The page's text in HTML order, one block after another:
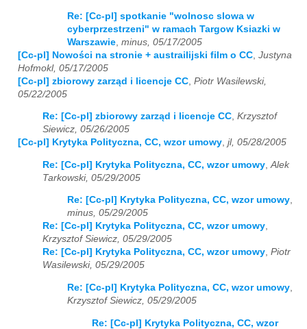
Re: [Cc-pl] spotkanie "wolnosc slowa w
cyberprzestrzeni" w ramach Targow Ksiazki w
Warszawie minus, 05/17/2005
[Cc-pl] Nowości na stronie + austrailijski film o CC Justyna
Hofmokl, 05/17/2005
[Cc-pl] zbiorowy zarząd i licencje CC Piotr Wasilewski,
05/22/2005
Re: [Cc-pl] zbiorowy zarząd i licencje CC, Krzysztof
Siewicz, 05/26/2005
[Cc-pl] Krytyka Polityczna, CC, wzor umowy, jl, 05/28/2005
Re: [Cc-pl] Krytyka Polityczna, CC, wzor umowy Alek
Tarkowski, 05/29/2005
Re: [Cc-pl] Krytyka Polityczna, CC, wzor umowy,
minus, 05/29/2005
Re: [Cc-pl] Krytyka Polityczna, CC, wzor umowy,
Krzysztof Siewicz, 05/29/2005
Re: [Cc-pl] Krytyka Polityczna, CC, wzor umowy, Piotr
Wasilewski, 05/29/2005
Re: [Cc-pl] Krytyka Polityczna, CC, wzor umowy,
Krzysztof Siewicz, 05/29/2005
Re: [Cc-pl] Krytyka Polityczna, CC, wzor